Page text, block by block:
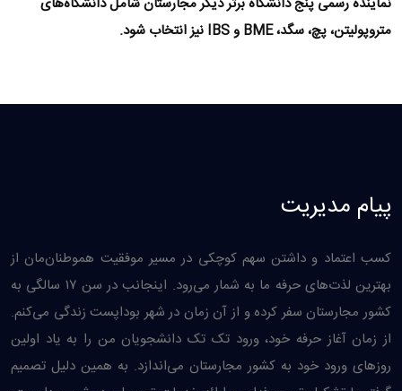
متروپولیتن، پچ، سگد، BME و‌ IBS نیز انتخاب شود.
پیام مدیریت
کسب اعتماد و داشتن سهم کوچکی در مسیر موفقیت هموطنان‌مان از
بهترین لذت‌های حرفه ما به شمار می‌رود. اینجانب در سن ۱۷ سالگی به
کشور مجارستان سفر کرده و از آن زمان در شهر بوداپست زندگی می‌کنم.
از زمان آغاز حرفه خود، ورود تک تک دانشجویان من را به یاد اولین
روزهای ورود خود به کشور مجارستان می‌اندازد. به همین دليل تصمیم